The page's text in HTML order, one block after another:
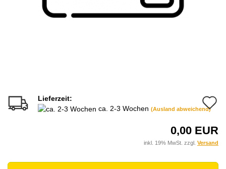
Lieferzeit:
ca. 2-3 Wochen (Ausland abweichend)
0,00 EUR
inkl. 19% MwSt. zzgl. Versand